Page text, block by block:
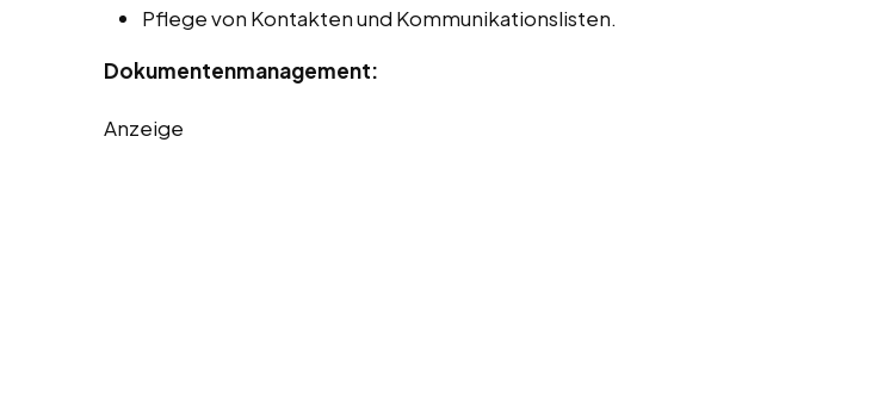
Pflege von Kontakten und Kommunikationslisten.
Dokumentenmanagement:
Anzeige